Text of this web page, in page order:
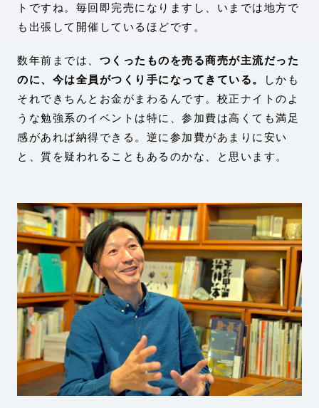
トですね。毎回即完売になりますし、いまでは地方で
も出張して開催しているほどです。
数年前までは、 つくったものを売る商売が主流だった
のに、今は全員がつくり手になってきている。
しかも
それできちんとお金がまわるんです。校正ナイトのよ
うな勉強系のイベントは特に、参加費は高くても満足
感があれば納得できる。逆に参加費があまりに安い
と、質を疑われることもあるのかな、と思います。